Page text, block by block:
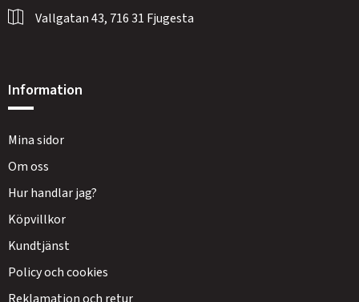
Vallgatan 43, 716 31 Fjugesta
Information
Mina sidor
Om oss
Hur handlar jag?
Köpvillkor
Kundtjänst
Policy och cookies